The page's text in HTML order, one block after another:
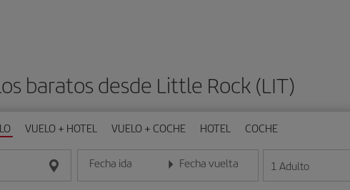
baratos desde Little Rock (LIT)
VUELO + HOTEL VUELO + COCHE HOTEL COCHE
Fecha ida
Introduce la fecha en formato día/mes/año
Fecha vuelta
Introduce la fecha en formato día/mes/año
1 Adulto